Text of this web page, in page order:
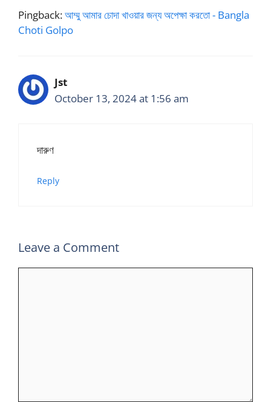
Pingback:আম্মু আমার চোদা খাওয়ার জন্য অপেক্ষা করতো - Bangla
Choti Golpo
Jst
October 13, 2024 at 1:56 am
দারুণ
Reply
Leave a Comment